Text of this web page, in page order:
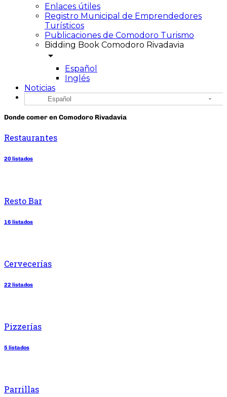
Enlaces útiles
Registro Municipal de Emprendedores
Turísticos
Publicaciones de Comodoro Turismo
Bidding Book Comodoro Rivadavia
arrow_drop_down
Español
Inglés
Noticias
Español
Donde comer en Comodoro Rivadavia
Restaurantes
20 listados
Resto Bar
16 listados
Cervecerías
22 listados
Pizzerías
5 listados
Parrillas